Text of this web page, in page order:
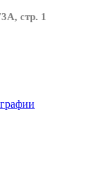
стр. 1